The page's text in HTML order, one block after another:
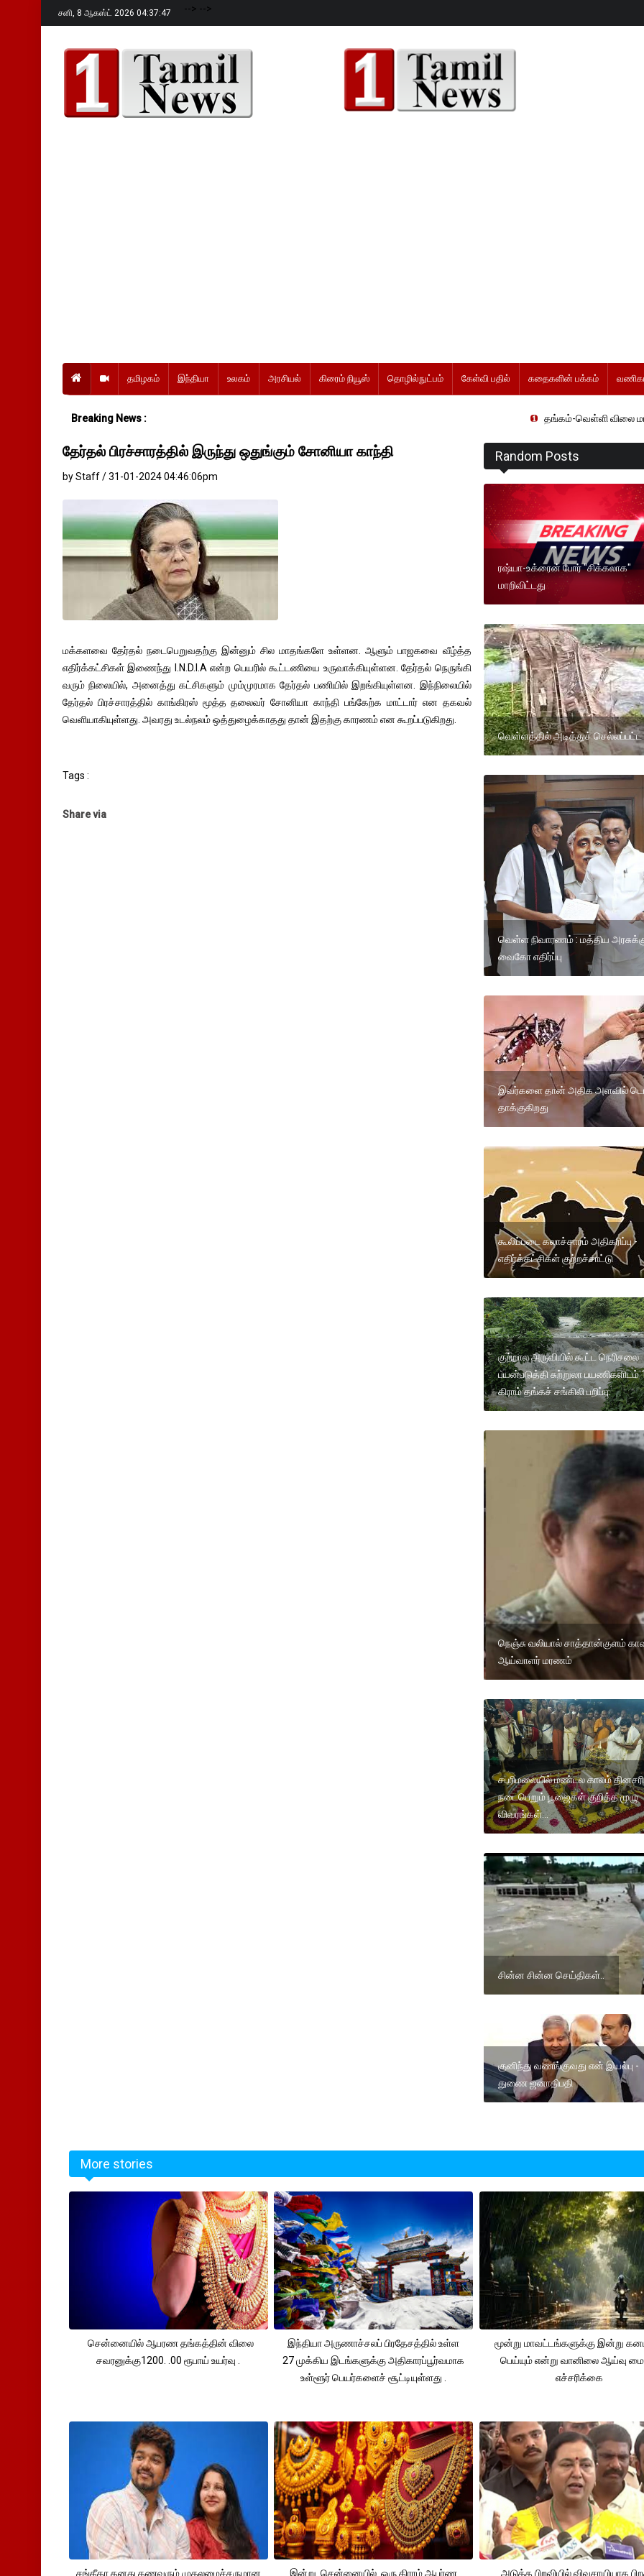
சனி, 8 ஆகஸ்ட் 2026 04:37:49 --> -->
தமிழகம் இந்தியா உலகம் அரசியல் கிரைம் நியூஸ் தொழில்நுட்பம் கேள்வி பதில் கதைகளின் பக்கம்
Breaking News : தங்கம்-வெள்ளி விலை
தேர்தல் பிரச்சாரத்தில் இருந்து ஒதுங்கும் சோனியா காந்தி
by Staff / 31-01-2024 04:46:06pm
மக்களவை தேர்தல் நடைபெறுவதற்கு இன்னும் சில மாதங்களே உள்ளன. ஆளும் பாஜகவை வீழ்த்த
எதிர்க்கட்சிகள் இணைந்து I.N.D.I.A என்ற பெயரில் கூட்டணியை உருவாக்கியுள்ளன. தேர்தல் நெருங்கி
வரும் நிலையில், அனைத்து கட்சிகளும் மும்முரமாக தேர்தல் பணியில் இறங்கியுள்ளன. இந்நிலையில்
தேர்தல் பிரச்சாரத்தில் காங்கிரஸ் மூத்த தலைவர் சோனியா காந்தி பங்கேற்க மாட்டார் என தகவல்
வெளியாகியுள்ளது. அவரது உடல்நலம் ஒத்துழைக்காதது தான் இதற்கு காரணம் என கூறப்படுகிறது.
Tags :
Share via
Random Posts
ரஷ்யா-உக்ரைன் போர் "சிக்கலாக"
மாறிவிட்டது
வெள்ளத்தில் அடித்துச் செல்லப்பட்ட
வெள்ள நிவாரணம் : மத்திய
வைகோ எதிர்ப்பு
இவர்களை தான் அதிக அளவில்
தாக்குகிறது
கூலிப்படை கலாச்சாரம் அதிகரிப்பு -
எதிர்க்கட்சிகள் குற்றச்சாட்டு
குற்றால அருவியில் கூட்ட நெரிசலை
பயன்படுத்தி சுற்றுலா பயணிகளிடம்
கிராம் தங்கச் சங்கிலி பறிப்பு.
நெஞ்சு வலியால் சாத்தான்குளம்
ஆய்வாளர் மரணம்
சபரிமலையில் மண்டல காலம் தினசரி
நடைபெறும் பூஜைகள் குறித்த முழு
விவரங்கள்...
சின்ன சின்ன செய்திகள்..
குனிந்து வணங்குவது என் இயல்பு -
துணை ஜனாதிபதி
More stories
சென்னையில் ஆபரண தங்கத்தின் விலை
சவரனுக்கு1200. .00 ரூபாய் உயர்வு .
இந்தியா அருணாச்சலப் பிரதேசத்தில் உள்ள
27 முக்கிய இடங்களுக்கு அதிகாரப்பூர்வமாக
உள்ளூர் பெயர்களைச் சூட்டியுள்ளது .
மூன்று மாவட்டங்களுக்கு இன்று
பெய்யும் என்று வானிலை ஆய்வு
எச்சரிக்கை
சங்கீதா தனது கணவரும் முதலமைச்சருமான இன்று சென்னையில் ஒரு கிராம் ஆபர்ண அடுத்த பிறவியில் விவசாயியாக